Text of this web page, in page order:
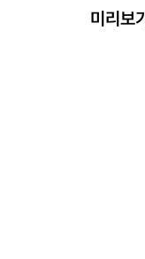
미리보기